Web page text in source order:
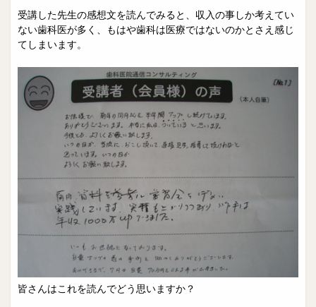
受講した先生の感想文を読んでみると、収入の事しか考えてい
ない歯科医が多く、もはや歯科は医療ではないのかとさえ感じ
てしまいます。
皆さんはこれを読んでどう思いますか？